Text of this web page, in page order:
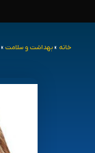
خانه » بهداشت و سلامت »